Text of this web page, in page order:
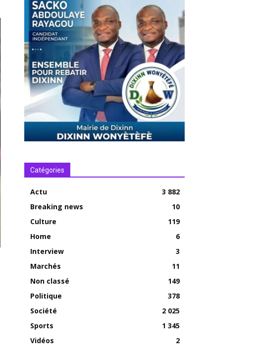
Catégories
Actu
3 882
Breaking news
10
Culture
119
Home
6
Interview
3
Marchés
11
Non classé
149
Politique
378
Société
2 025
Sports
1 345
Vidéos
2